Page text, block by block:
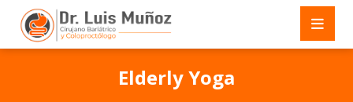
Elderly Yoga